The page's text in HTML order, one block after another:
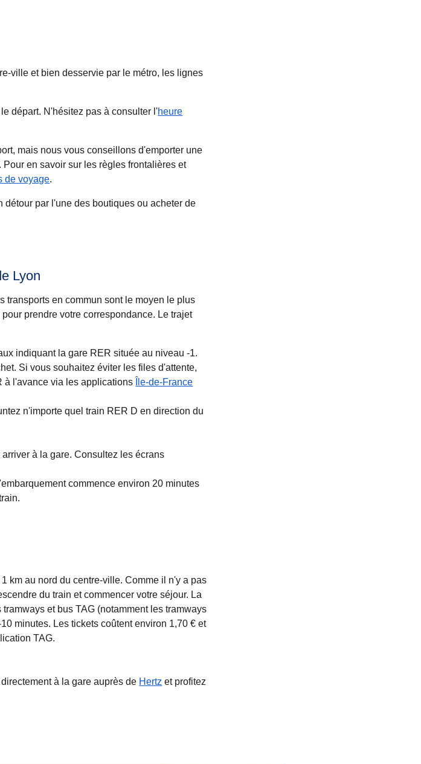
ville et bien desservie par le métro, les lignes
départ. N'hésitez pas à consulter l'heure
mais nous vous conseillons d'emporter une
en savoir sur les règles frontalières et
de voyage.
détour par l'une des boutiques ou acheter de
Lyon
transports en commun sont le moyen le plus
prendre votre correspondance. Le trajet
indiquant la gare RER située au niveau -1.
Si vous souhaitez éviter les files d'attente,
à l'avance via les applications
Île-de-France
n'importe quel train RER D en direction du
à la gare. Consultez les écrans
commence environ 20 minutes
km au nord du centre-ville. Comme il n'y a pas
du train et commencer votre séjour. La
et bus TAG (notamment les tramways
minutes. Les tickets coûtent environ 1,70 € et
TAG.
à la gare auprès de Hertz et profitez